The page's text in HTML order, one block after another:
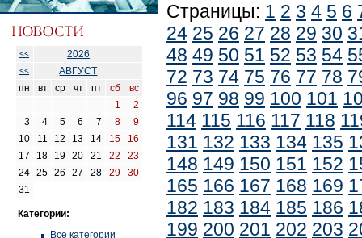
<< 2026
<<
АВГУСТ
пн
вт ср чт пт сб
вс
1
2
3
4 5 6 7 8
9
10
11 12 13 14 15
16
17
18 19 20 21 22
23
24
25 26 27 28 29
30
31
Категории:
Все категории
Страницы: 1 2 3 4 5 6
24 25 26 27 28 29 30
48 49 50 51 52 53 54
72 73 74 75 76 77 78
96 97 98 99 100 101
114 115 116 117 118
131 132 133 134 135
148 149 150 151 152
165 166 167 168 169
182 183 184 185 186
199 200 201 202 203